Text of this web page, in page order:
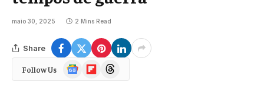
maio 30, 2025 2 Mins Read
Share
Follow Us
Google
News
FlipboardThreads